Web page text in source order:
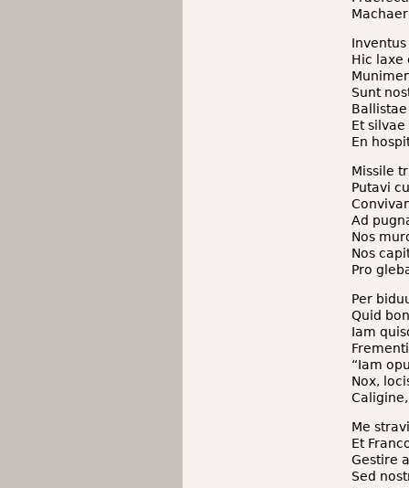
Hic laxe
Sunt
Et
En
Missile
Putavi
Ad
Nos
Nos
Pro
Per
Quid
Iam
“Iam
Nox,
Me
Et
Gestire
Sed